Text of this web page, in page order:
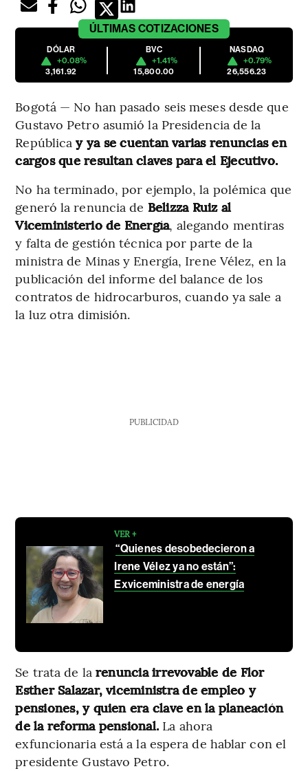
ÚLTIMAS COTIZACIONES
DÓLAR
+0.08%
3,161.92
BVC
+1.41%
15,800.00
NASDAQ
+0.79%
26,556.23
Bogotá — No han pasado seis meses desde que
Gustavo Petro asumió la Presidencia de la
Repúblicay ya se cuentan varias renuncias en
cargos que resultan claves para el Ejecutivo.
No ha terminado, por ejemplo, la polémica que
generó la renuncia de Belizza Ruiz al
Viceministerio de Energía, alegando mentiras
y falta de gestión técnica por parte de la
ministra de Minas y Energía, Irene Vélez, en la
publicación del informe del balance de los
contratos de hidrocarburos, cuando ya sale a
la luz otra dimisión.
PUBLICIDAD
VER +
“Quienes desobedecieron a
Irene Vélez ya no están”:
Exviceministra de energía
Se trata de la renuncia irrevovable de Flor
Esther Salazar, viceministra de empleo y
pensiones, y quien era clave en la planeación
de la reforma pensional. La ahora
exfuncionaria está a la espera de hablar con el
presidente Gustavo Petro.